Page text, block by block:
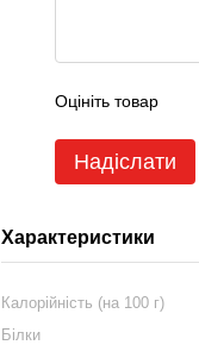
Оцініть товар
Надіслати
Характеристики
Калорійність (на 100 г)
Білки